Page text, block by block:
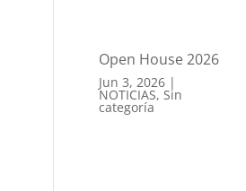
Open House 2026
Jun 3, 2026|
NOTICIAS, Sin
categoría